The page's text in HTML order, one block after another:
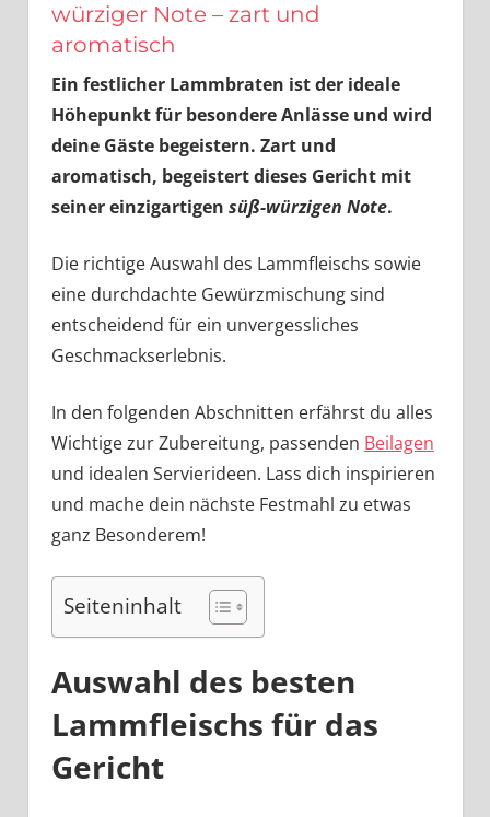
würziger Note – zart und
aromatisch
Ein festlicher Lammbraten ist der ideale
Höhepunkt für besondere Anlässe und wird
deine Gäste begeistern. Zart und
aromatisch, begeistert dieses Gericht mit
seiner einzigartigen süß-würzigen Note.
Die richtige Auswahl des Lammfleischs sowie
eine durchdachte Gewürzmischung sind
entscheidend für ein unvergessliches
Geschmackserlebnis.
In den folgenden Abschnitten erfährst du alles
Wichtige zur Zubereitung, passenden Beilagen
und idealen Servierideen. Lass dich inspirieren
und mache dein nächste Festmahl zu etwas
ganz Besonderem!
Seiteninhalt
Auswahl des besten
Lammfleischs für das
Gericht